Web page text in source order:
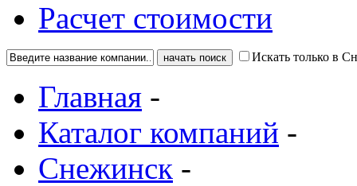
Расчет стоимости
Искать только в
Главная -
Каталог компаний -
Снежинск -